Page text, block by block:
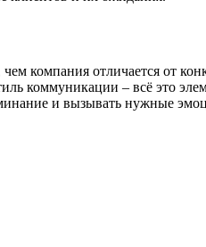
компания отличается от
коммуникации – всё это
и вызывать нужные